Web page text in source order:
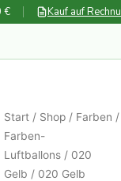
€ Kauf auf
Start / Shop / Farben
Farben-
Luftballons / 020
Gelb / 020 Gelb